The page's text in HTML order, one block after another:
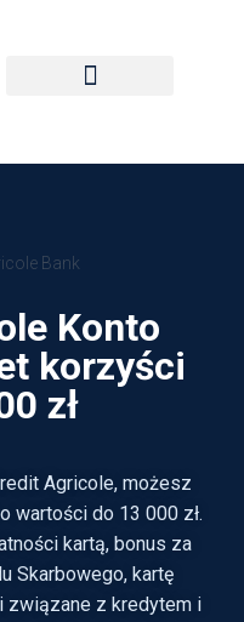
Konto
korzyści
zł
Agricole, możesz
wartości do 13 000 zł.
kartą, bonus za
Skarbowego, kartę
związane z kredytem i